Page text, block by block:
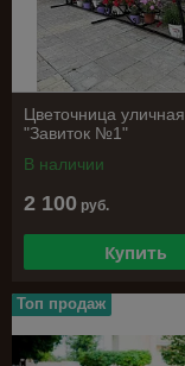
Цветочница уличная
"Завиток №1"
В наличии
2 100 руб.
Купить
Топ продаж